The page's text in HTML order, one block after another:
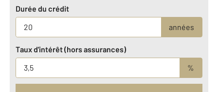
Durée du crédit
années
Taux d'intérêt (hors assurances)
%